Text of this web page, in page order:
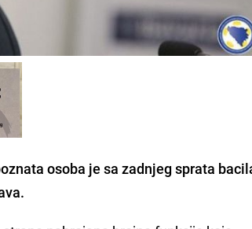
osoba je sa zadnjeg sprata